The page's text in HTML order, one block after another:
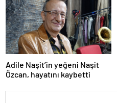
Adile Naşit’in yeğeni Naşit
Özcan, hayatını kaybetti